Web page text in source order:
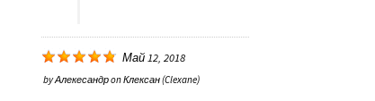
Май 12, 2018
byАлекесандрonКлексан (Clexane)